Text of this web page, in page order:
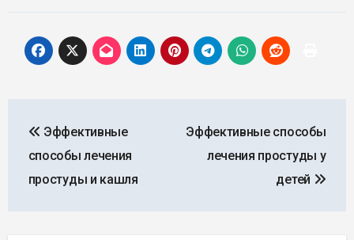
по
записям
Эффективные
способы лечения
простуды и кашля
Эффективные способы
лечения простуды у
детей